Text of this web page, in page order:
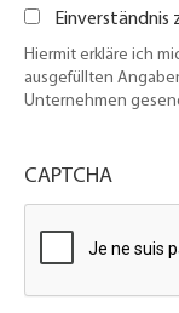
Hiermit erkläre ich
ausgefüllten
Unternehmen
CAPTCHA